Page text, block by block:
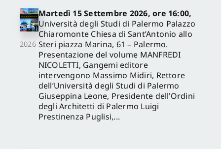
2026
Martedì 15 Settembre 2026, ore 16:00,
Università degli Studi di Palermo Palazzo
Chiaromonte Chiesa di Sant’Antonio allo
Steri piazza Marina, 61 – Palermo.
Presentazione del volume MANFREDI
NICOLETTI, Gangemi editore
intervengono Massimo Midiri, Rettore
dell’Università degli Studi di Palermo
Giuseppina Leone, Presidente dell’Ordini
degli Architetti di Palermo Luigi
Prestinenza Puglisi,...